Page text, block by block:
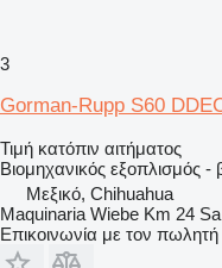
3
Gorman-Rupp S60
Τιμή κατόπιν αιτήματος
Βιομηχανικός εξοπλισμός -
Μεξικό, Chihuahua
Maquinaria Wiebe Km 24 Sa
Επικοινωνία με τον πωλητή